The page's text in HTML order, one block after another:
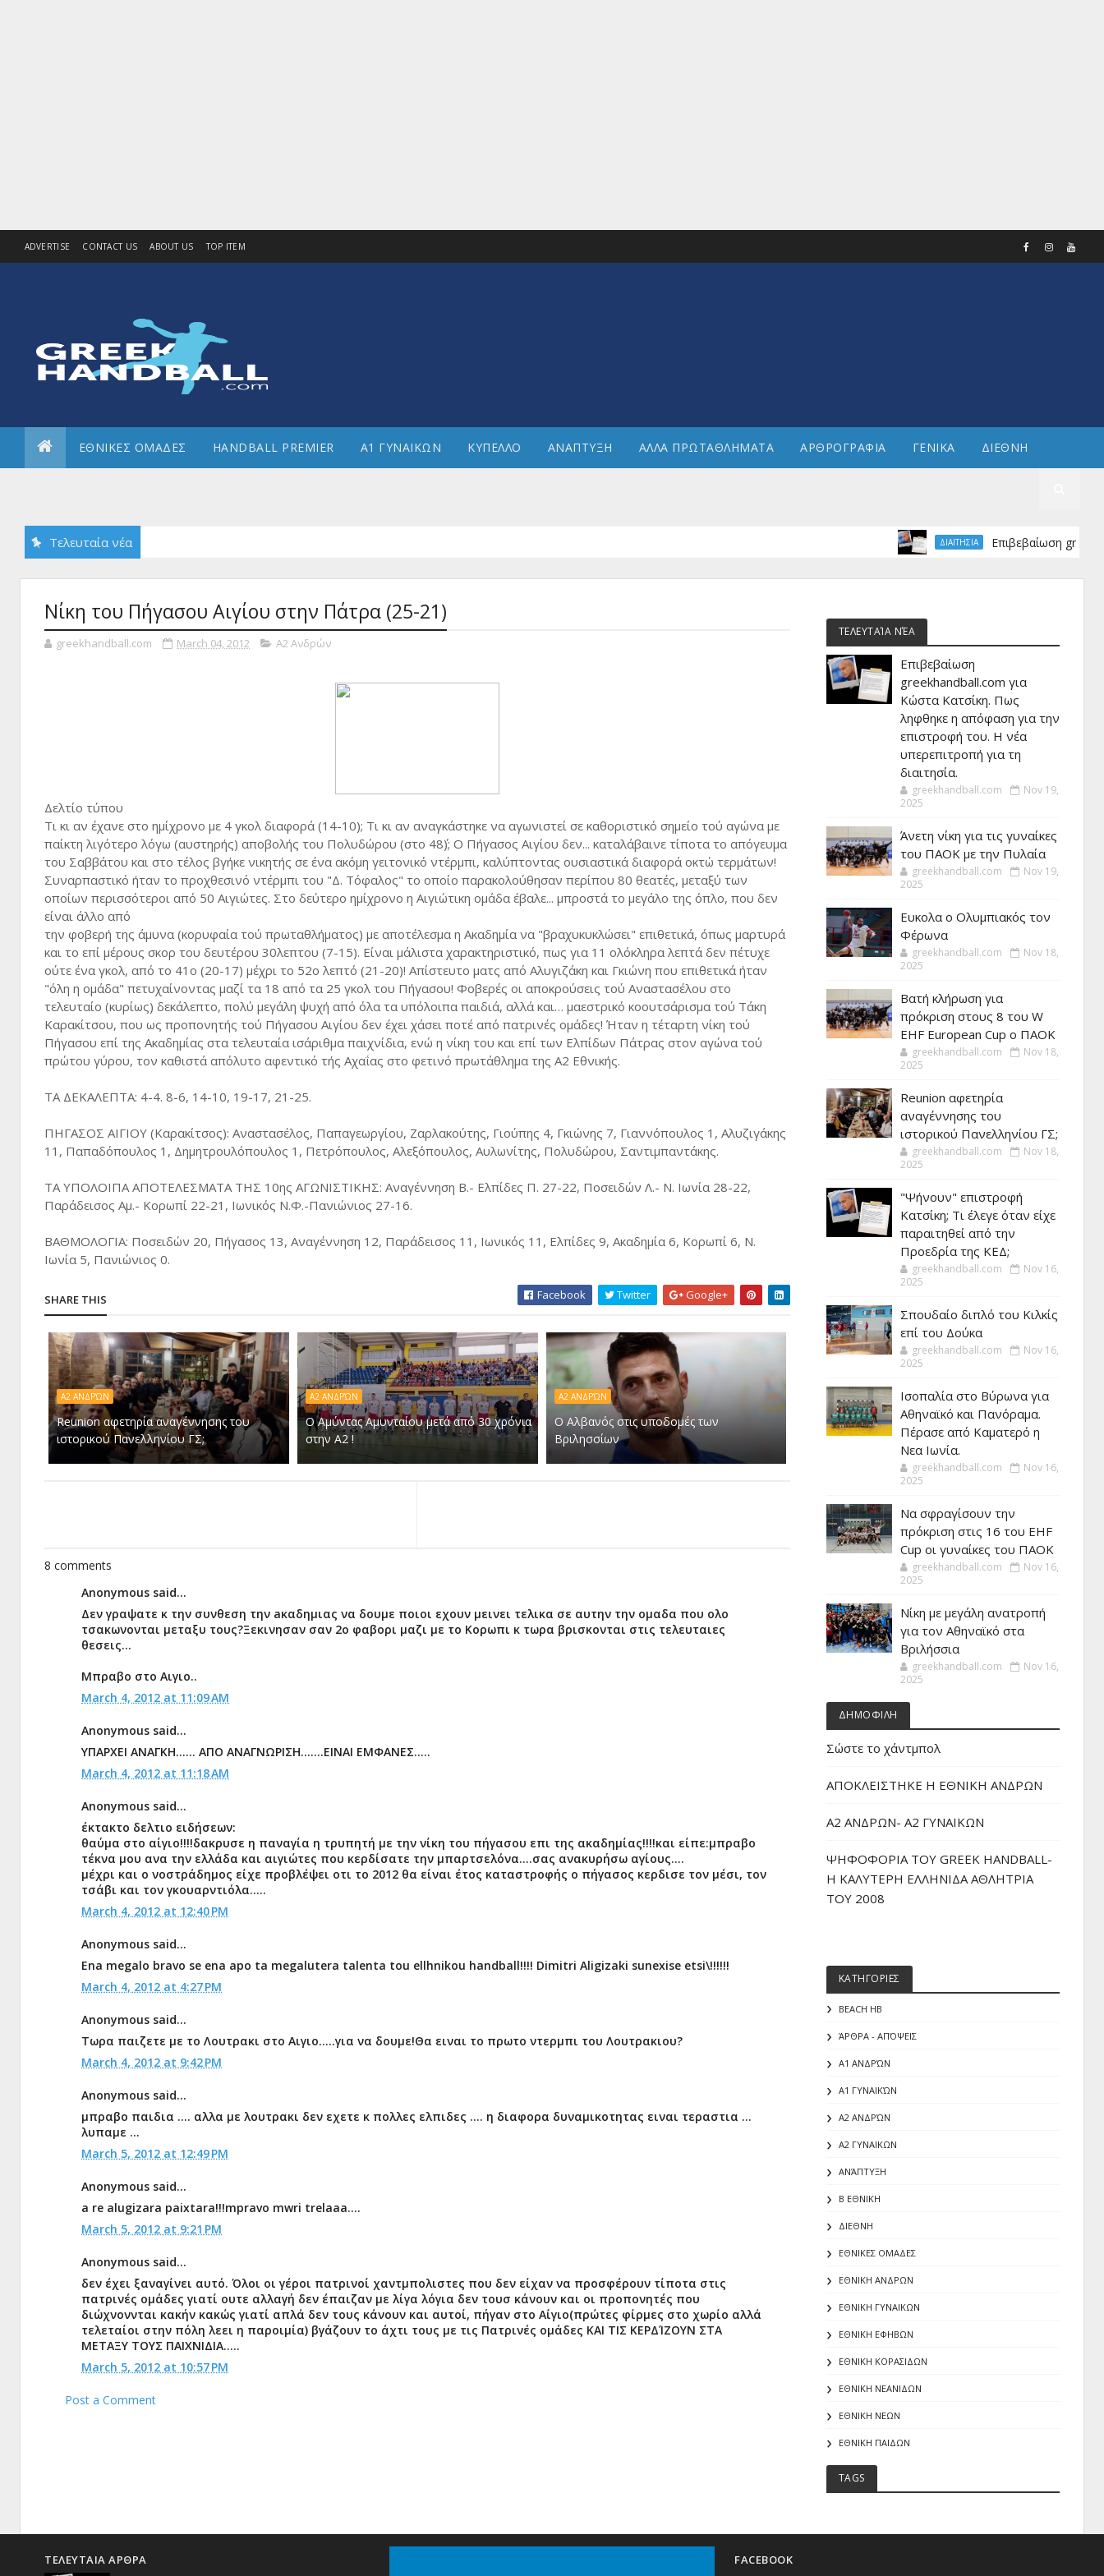
ADVERTISE CONTACT US ABOUT US TOP ITEM
ΕΘΝΙΚΕΣ ΟΜΑΔΕΣ HANDBALL PREMIER Α1 ΓΥΝΑΙΚΩΝ ΚΥΠΕΛΛΟ ΑΝΑΠΤΥΞΗ ΑΛΛΑ ΠΡΩΤΑΘΛΗΜΑΤΑ ΑΡΘΡΟΓΡΑΦΙΑ ΓΕΝΙΚΑ ΔΙΕΘΝΗ
Τελευταία νέα ΔΙΑΙΤΗΣΙΑ
Επιβεβαίωση
Nίκη του Πήγασου Αιγίου στην Πάτρα (25-21)
greekhandball.com March 04, 2012 Α2 Ανδρών
Δελτίο τύπου
Τι κι αν έχανε στο ημίχρονο με 4 γκολ διαφορά (14-10); Τι κι αν αναγκάστηκε να αγωνιστεί σε καθοριστικό σημείο τού αγώνα με
παίκτη λιγότερο λόγω (αυστηρής) αποβολής του Πολυδώρου (στο 48΄); Ο Πήγασος Αιγίου δεν... καταλάβαινε τίποτα το απόγευμα
του Σαββάτου και στο τέλος βγήκε νικητής σε ένα ακόμη γειτονικό ντέρμπι, καλύπτοντας ουσιαστικά διαφορά οκτώ τερμάτων!
Συναρπαστικό ήταν το προχθεσινό ντέρμπι του "Δ. Τόφαλος" το οποίο παρακολούθησαν περίπου 80 θεατές, μεταξύ των
οποίων περισσότεροι από 50 Αιγιώτες. Στο δεύτερο ημίχρονο η Αιγιώτικη ομάδα έβαλε... μπροστά το μεγάλο της όπλο, που δεν
είναι άλλο από
την φοβερή της άμυνα (κορυφαία τού πρωταθλήματος) με αποτέλεσμα η Ακαδημία να "βραχυκυκλώσει" επιθετικά, όπως μαρτυρά
και το επί μέρους σκορ του δευτέρου 30λεπτου (7-15). Είναι μάλιστα χαρακτηριστικό, πως για 11 ολόκληρα λεπτά δεν πέτυχε
ούτε ένα γκολ, από το 41ο (20-17) μέχρι το 52ο λεπτό (21-20)! Απίστευτο ματς από Αλυγιζάκη και Γκιώνη που επιθετικά ήταν
"όλη η ομάδα" πετυχαίνοντας μαζί τα 18 από τα 25 γκολ του Πήγασου! Φοβερές οι αποκρούσεις τού Αναστασέλου στο
τελευταίο (κυρίως) δεκάλεπτο, πολύ μεγάλη ψυχή από όλα τα υπόλοιπα παιδιά, αλλά και… μαεστρικό κοουτσάρισμα τού Τάκη
Καρακίτσου, που ως προπονητής τού Πήγασου Αιγίου δεν έχει χάσει ποτέ από πατρινές ομάδες! Ήταν η τέταρτη νίκη τού
Πήγασου επί της Ακαδημίας στα τελευταία ισάριθμα παιχνίδια, ενώ η νίκη του και επί των Ελπίδων Πάτρας στον αγώνα τού
πρώτου γύρου, τον καθιστά απόλυτο αφεντικό τής Αχαΐας στο φετινό πρωτάθλημα της Α2 Εθνικής.
ΤΑ ΔΕΚΑΛΕΠΤΑ: 4-4. 8-6, 14-10, 19-17, 21-25.
ΠΗΓΑΣΟΣ ΑΙΓΙΟΥ (Καρακίτσος): Αναστασέλος, Παπαγεωργίου, Ζαρλακούτης, Γιούπης 4, Γκιώνης 7, Γιαννόπουλος 1, Αλυζιγάκης
11, Παπαδόπουλος 1, Δημητρουλόπουλος 1, Πετρόπουλος, Αλεξόπουλος, Αυλωνίτης, Πολυδώρου, Σαντιμπαντάκης.
ΤΑ ΥΠΟΛΟΙΠΑ ΑΠΟΤΕΛΕΣΜΑΤΑ ΤΗΣ 10ης ΑΓΩΝΙΣΤΙΚΗΣ: Αναγέννηση Β.- Ελπίδες Π. 27-22, Ποσειδών Λ.- Ν. Ιωνία 28-22,
Παράδεισος Αμ.- Κορωπί 22-21, Ιωνικός Ν.Φ.-Πανιώνιος 27-16.
ΒΑΘΜΟΛΟΓΙΑ: Ποσειδών 20, Πήγασος 13, Αναγέννηση 12, Παράδεισος 11, Ιωνικός 11, Ελπίδες 9, Ακαδημία 6, Κορωπί 6, Ν.
Ιωνία 5, Πανιώνιος 0.
SHARE THIS Facebook Twitter Google+
Α2 ΑΝΔΡΏΝ
Reunion αφετηρία αναγέννησης του
ιστορικού Πανελληνίου ΓΣ;
Α2 ΑΝΔΡΏΝ
Ο Αμύντας Αμυνταίου μετά από 30 χρόνια
στην Α2 !
Α2 ΑΝΔΡΏΝ
Ο Αλβανός στις υποδομές των
Βριλησσίων
8 comments
Anonymous said...
Δεν γραψατε κ την συνθεση την aκαδημιας να δουμε ποιοι εχουν μεινει τελικα σε αυτην την ομαδα που ολο
τσακωνονται μεταξυ τους?Ξεκινησαν σαν 2ο φαβορι μαζι με το Κορωπι κ τωρα βρισκονται στις τελευταιες
θεσεις...
Μπραβο στο Αιγιο..
March 4, 2012 at 11:09 AM
Anonymous said...
ΥΠΑΡΧΕΙ ΑΝΑΓΚΗ...... ΑΠΟ ΑΝΑΓΝΩΡΙΣΗ.......ΕΙΝΑΙ ΕΜΦΑΝΕΣ.....
March 4, 2012 at 11:18 AM
Anonymous said...
έκτακτο δελτιο ειδήσεων:
θαύμα στο αίγιο!!!!δακρυσε η παναγία η τρυπητή με την νίκη του πήγασου επι της ακαδημίας!!!!και είπε:μπραβο
τέκνα μου ανα την ελλάδα και αιγιώτες που κερδίσατε την μπαρτσελόνα....σας ανακυρήσω αγίους....
μέχρι και ο νοστράδημος είχε προβλέψει οτι το 2012 θα είναι έτος καταστροφής ο πήγασος κερδισε τον μέσι, τον
τσάβι και τον γκουαρντιόλα.....
March 4, 2012 at 12:40 PM
Anonymous said...
Ena megalo bravo se ena apo ta megalutera talenta tou ellhnikou handball!!!! Dimitri Aligizaki sunexise etsi\!!!!!!
March 4, 2012 at 4:27 PM
Anonymous said...
Τωρα παιζετε με το Λουτρακι στο Αιγιο.....για να δουμε!Θα ειναι το πρωτο ντερμπι του Λουτρακιου?
March 4, 2012 at 9:42 PM
Anonymous said...
μπραβο παιδια .... αλλα με λουτρακι δεν εχετε κ πολλες ελπιδες .... η διαφορα δυναμικοτητας ειναι τεραστια ...
λυπαμε ...
March 5, 2012 at 12:49 PM
Anonymous said...
a re alugizara paixtara!!!mpravo mwri trelaaa....
March 5, 2012 at 9:21 PM
Anonymous said...
δεν έχει ξαναγίνει αυτό. Όλοι οι γέροι πατρινοί χαντμπολιστες που δεν είχαν να προσφέρουν τίποτα στις
πατρινές ομάδες γιατί ουτε αλλαγή δεν έπαιζαν με λίγα λόγια δεν τουσ κάνουν και οι προπονητές που
διώχνοννται κακήν κακώς γιατί απλά δεν τους κάνουν και αυτοί, πήγαν στο Αίγιο(πρώτες φίρμες στο χωρίο αλλά
τελεταίοι στην πόλη λεει η παροιμία) βγάζουν το άχτι τους με τις Πατρινές ομάδες ΚΑΙ ΤΙΣ ΚΕΡΔΊΖΟΥΝ ΣΤΑ
ΜΕΤΑΞΥ ΤΟΥΣ ΠΑΙΧΝΙΔΙΑ.....
March 5, 2012 at 10:57 PM
Post a Comment
ΤΕΛΕΥΤΑΊΑ ΝΈΑ
Επιβεβαίωση
greekhandball.com για
Κώστα Κατσίκη. Πως
ληφθηκε η απόφαση για την
επιστροφή του. Η νέα
υπερεπιτροπή για τη
διαιτησία.
greekhandball.com
Nov 19,
2025
Άνετη νίκη για τις γυναίκες
του ΠΑΟΚ με την Πυλαία
greekhandball.com
Nov 19,
2025
Ευκολα ο Ολυμπιακός τον
Φέρωνα
greekhandball.com
Nov 18,
2025
Βατή κλήρωση για
πρόκριση στους 8 του W
EHF European Cup ο ΠΑΟΚ
greekhandball.com
Nov 18,
2025
Reunion αφετηρία
αναγέννησης του
ιστορικού Πανελληνίου ΓΣ;
greekhandball.com
Nov 18,
2025
"Ψήνουν" επιστροφή
Κατσίκη; Τι έλεγε όταν είχε
παραιτηθεί από την
Προεδρία της ΚΕΔ;
greekhandball.com
Nov 16,
2025
Σπουδαίο διπλό του Κιλκίς
επί του Δούκα
greekhandball.com
Nov 16,
2025
Ισοπαλία στο Βύρωνα για
Αθηναϊκό και Πανόραμα.
Πέρασε από Καματερό η
Νεα Ιωνία.
greekhandball.com
Nov 16,
2025
Να σφραγίσουν την
πρόκριση στις 16 του EHF
Cup οι γυναίκες του ΠΑΟΚ
greekhandball.com
Nov 16,
2025
Νίκη με μεγάλη ανατροπή
για τον Αθηναϊκό στα
Βριλήσσια
greekhandball.com
Nov 16,
2025
ΔΗΜΟΦΙΛΗ
Σώστε το χάντμπολ
ΑΠΟΚΛΕΙΣΤΗΚΕ Η ΕΘΝΙΚΗ ΑΝΔΡΩΝ
Α2 ΑΝΔΡΩΝ- Α2 ΓΥΝΑΙΚΩΝ
ΨΗΦΟΦΟΡΙΑ ΤΟΥ GREEK HANDBALL-
H ΚΑΛΥΤΕΡΗ ΕΛΛΗΝΙΔΑ ΑΘΛΗΤΡΙΑ
ΤΟΥ 2008
ΚΑΤΗΓΟΡΙΕΣ
BEACH HB
ΆΡΘΡΑ - ΑΠΌΨΕΙΣ
Α1 ΑΝΔΡΏΝ
Α1 ΓΥΝΑΙΚΏΝ
Α2 ΑΝΔΡΏΝ
Α2 ΓΥΝΑΙΚΩΝ
ΑΝΆΠΤΥΞΗ
Β ΕΘΝΙΚΗ
ΔΙΕΘΝΗ
ΕΘΝΙΚΕΣ ΟΜΑΔΕΣ
ΕΘΝΙΚΗ ΑΝΔΡΩΝ
ΕΘΝΙΚΗ ΓΥΝΑΙΚΩΝ
ΕΘΝΙΚΗ ΕΦΗΒΩΝ
ΕΘΝΙΚΗ ΚΟΡΑΣΙΔΩΝ
ΕΘΝΙΚΗ ΝΕΑΝΙΔΩΝ
ΕΘΝΙΚΗ ΝΕΩΝ
ΕΘΝΙΚΗ ΠΑΙΔΩΝ
TAGS
ΤΕΛΕΥΤΑΙΑ ΑΡΘΡΑ FACEBOOK